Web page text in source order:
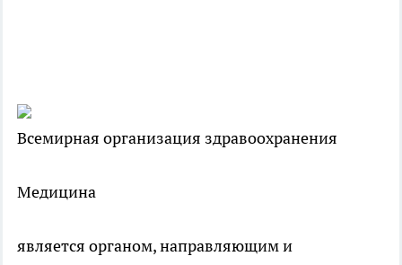
Всемирная организация здравоохранения
Медицина
является органом, направляющим и